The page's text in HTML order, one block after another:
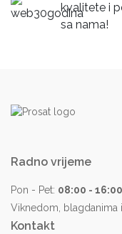
kvalitete i
sa nama!
Radno vrijeme
Pon - Pet: 08:00 - 16:00
Viknedom, blagdanima
Kontakt